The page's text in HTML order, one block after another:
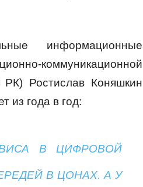
информационные
коммуникационной
РК) Ростислав Коняшкин
из года в год:
В ЦИФРОВОЙ
В ЦОНАХ. А У